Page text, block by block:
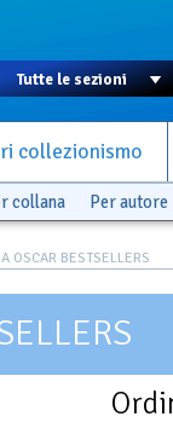
collezionismo
collana Per autore
OSCAR BESTSELLERS